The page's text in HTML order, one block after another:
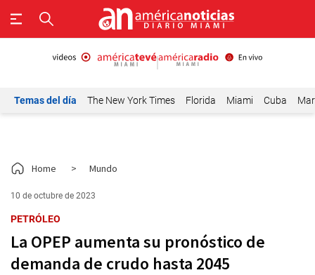
Temas del día The New York Times Florida Miami Cuba
Home > Mundo
10 de octubre de 2023
PETRÓLEO
La OPEP aumenta su pronóstico de
demanda de crudo hasta 2045